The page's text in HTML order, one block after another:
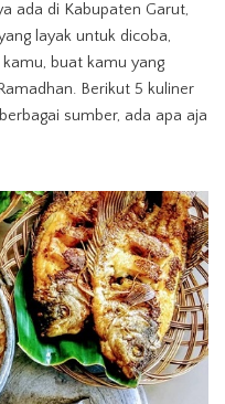
ada di Kabupaten Garut,
layak untuk dicoba,
buat kamu yang
Berikut 5 kuliner
sumber, ada apa aja